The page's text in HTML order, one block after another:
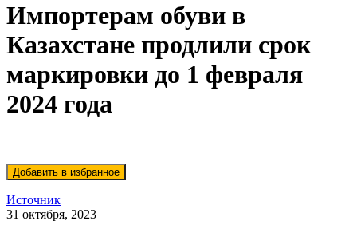
Импортерам обуви в
Казахстане продлили срок
маркировки до 1 февраля
2024 года
Источник
31 октября, 2023